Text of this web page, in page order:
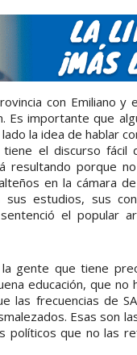
con Emiliano y
importante que
la idea de hablar
el discurso fácil
resultando porque
en la cámara
estudios, sus
el popular
gente que tiene
educación, que no
las frecuencias de
Esas son
que no las